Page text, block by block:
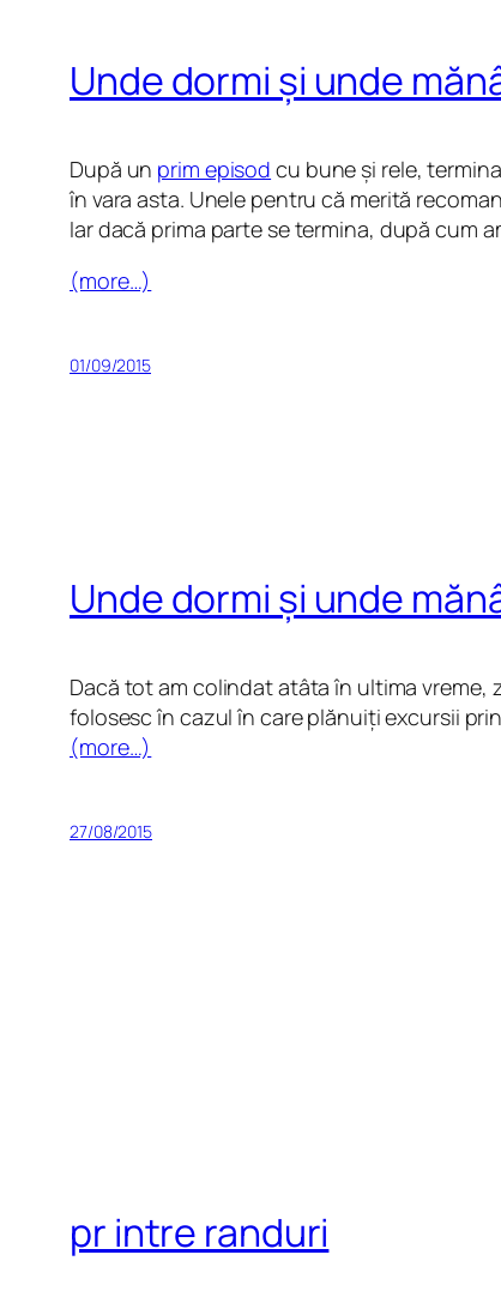
Unde dormi și unde
După un prim episod cu bune și rele,
în vara asta. Unele pentru că merită
Iar dacă prima parte se termina, după cum
(more…)
01/09/2015
Unde dormi și unde
Dacă tot am colindat atâta în ultima vreme,
folosesc în cazul în care plănuiți excursii
(more…)
27/08/2015
pr intre randuri